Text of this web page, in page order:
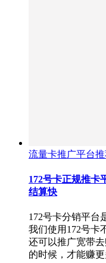
流量卡推广平台
172号卡正规推卡
结算快
172号卡分销平台
我们使用172号卡
还可以推广宽带
的时候，才能赚